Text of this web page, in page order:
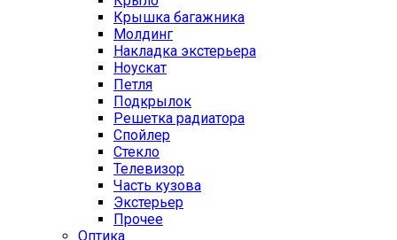
Крышка багажника
Молдинг
Накладка экстерьера
Ноускат
Петля
Подкрылок
Решетка радиатора
Спойлер
Стекло
Телевизор
Часть кузова
Экстерьер
Прочее
Оптика